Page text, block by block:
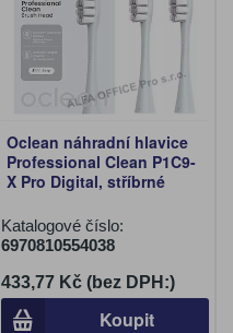
Oclean náhradní hlavice
Professional Clean P1C9-
X Pro Digital, stříbrné
Katalogové číslo:
6970810554038
433,77 Kč (bez DPH:)
Koupit